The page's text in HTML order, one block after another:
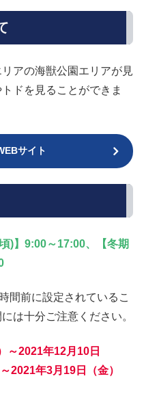
アの海獣公園エリアが見
ドを見ることができま
サイト
)】9:00～17:00、【冬期
間前に設定されているこ
は十分ご注意ください。
～2021年12月10日
2021年3月19日（金）